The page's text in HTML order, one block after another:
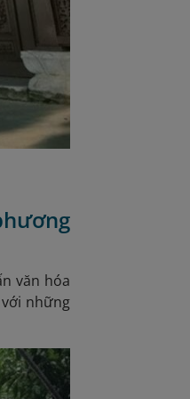
văn hóa
những